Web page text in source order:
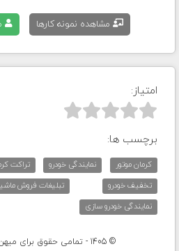
مشاهده نمونه کارها
امتیاز:



برچسب ها:
کرمان موتور نمایندگی خودرو تراکت
تخفیف خودرو
تبلیغات فروش
نمایندگی خودرو سازی
© 1405 - تمامی حقوق برای میهن طرح محفوظ است.